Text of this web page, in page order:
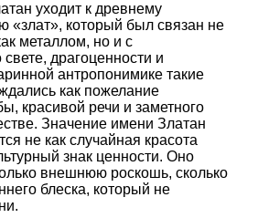
уходит к древнему
«злат», который был связан не
металлом, но и с
драгоценности и
антропонимике такие
как пожелание
красивой речи и заметного
Значение имени Златан
не как случайная красота
знак ценности. Оно
внешнюю роскошь, сколько
блеска, который не